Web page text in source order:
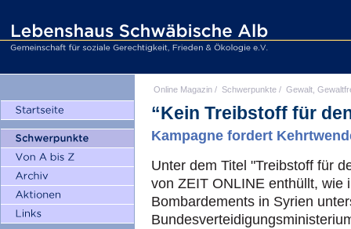
Online Magazin / Schwerpunkte / Gewalt,
“Kein Treibstoff für
Kampagne fordert
Unter dem Titel "Treibstoff für
von ZEIT ONLINE enthüllt, wie
Bombardements in Syrien